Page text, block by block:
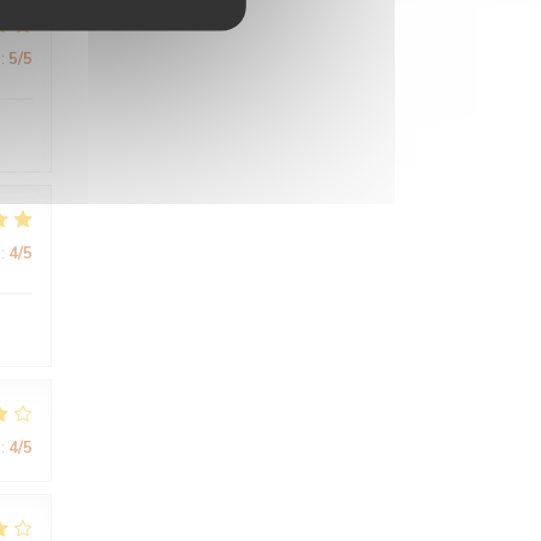
: 5/5
: 4/5
: 4/5